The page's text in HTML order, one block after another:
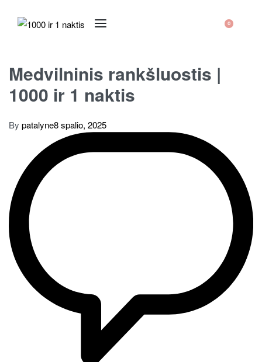
0
Medvilninis rankšluostis |
1000 ir 1 naktis
By patalyne8 spalio, 2025